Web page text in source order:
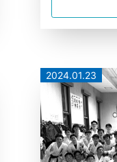
2024.01.23